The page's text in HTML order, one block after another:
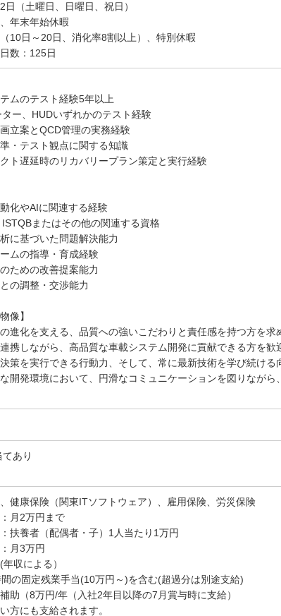
日（土曜日、日曜日、祝日）
年末年始休暇
（10日～20日、消化率8割以上）、特別休暇
数：125日
テムのテスト経験5年以上
ター、HUDいずれかのテスト経験
画立案とQCD管理の実務経験
準・テスト観点に関する知識
クト遅延時のリカバリープラン策定と実行経験
動化やAIに関連する経験
ISTQBまたはその他の関連する資格
に基づいた問題解決能力
ームの指導・育成経験
ための改善提案能力
の調整・交渉能力
像】
進化を支える、品質への強いこだわりと責任感を持つ方を
携しながら、高品質な車載システム開発に貢献できる方を
策を実行できる行動力、そして、常に最新技術を学び続け
開発環境において、円滑なコミュニケーションを図りなが
あり
、健康保険（関東ITソフトウェア）、雇用保険、労災保険
月2万円まで
：扶養者（配偶者・子）1人当たり1万円
月3万円
年収による）
の固定残業手当(10万円～)を含む(超過分は別途支給)
助（8万円/年（入社2年目以降の7月賞与時に支給）
方にも支給されます。